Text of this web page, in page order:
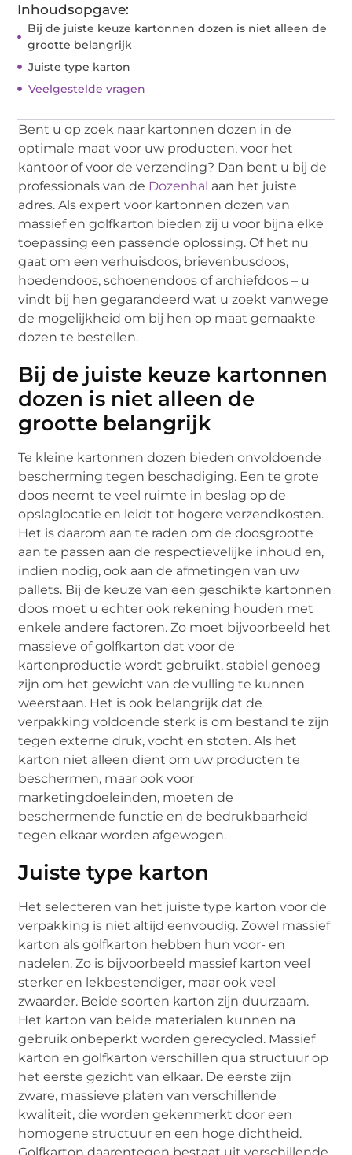
Inhoudsopgave:
Bij de juiste keuze kartonnen dozen is niet alleen de
grootte belangrijk
Juiste type karton
Veelgestelde vragen
Bent u op zoek naar kartonnen dozen in de
optimale maat voor uw producten, voor het
kantoor of voor de verzending? Dan bent u bij de
professionals van de Dozenhal aan het juiste
adres. Als expert voor kartonnen dozen van
massief en golfkarton bieden zij u voor bijna elke
toepassing een passende oplossing. Of het nu
gaat om een verhuisdoos, brievenbusdoos,
hoedendoos, schoenendoos of archiefdoos – u
vindt bij hen gegarandeerd wat u zoekt vanwege
de mogelijkheid om bij hen op maat gemaakte
dozen te bestellen.
Bij de juiste keuze kartonnen
dozen is niet alleen de
grootte belangrijk
Te kleine kartonnen dozen bieden onvoldoende
bescherming tegen beschadiging. Een te grote
doos neemt te veel ruimte in beslag op de
opslaglocatie en leidt tot hogere verzendkosten.
Het is daarom aan te raden om de doosgrootte
aan te passen aan de respectievelijke inhoud en,
indien nodig, ook aan de afmetingen van uw
pallets. Bij de keuze van een geschikte kartonnen
doos moet u echter ook rekening houden met
enkele andere factoren. Zo moet bijvoorbeeld het
massieve of golfkarton dat voor de
kartonproductie wordt gebruikt, stabiel genoeg
zijn om het gewicht van de vulling te kunnen
weerstaan. Het is ook belangrijk dat de
verpakking voldoende sterk is om bestand te zijn
tegen externe druk, vocht en stoten. Als het
karton niet alleen dient om uw producten te
beschermen, maar ook voor
marketingdoeleinden, moeten de
beschermende functie en de bedrukbaarheid
tegen elkaar worden afgewogen.
Juiste type karton
Het selecteren van het juiste type karton voor de
verpakking is niet altijd eenvoudig. Zowel massief
karton als golfkarton hebben hun voor- en
nadelen. Zo is bijvoorbeeld massief karton veel
sterker en lekbestendiger, maar ook veel
zwaarder. Beide soorten karton zijn duurzaam.
Het karton van beide materialen kunnen na
gebruik onbeperkt worden gerecycled. Massief
karton en golfkarton verschillen qua structuur op
het eerste gezicht van elkaar. De eerste zijn
zware, massieve platen van verschillende
kwaliteit, die worden gekenmerkt door een
homogene structuur en een hoge dichtheid.
Golfkarton daarentegen bestaat uit verschillende,